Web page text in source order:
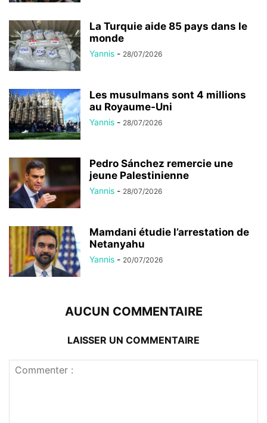
La Turquie aide 85 pays dans le
monde
Yannis - 28/07/2026
Les musulmans sont 4 millions
au Royaume-Uni
Yannis - 28/07/2026
Pedro Sánchez remercie une
jeune Palestinienne
Yannis - 28/07/2026
Mamdani étudie l’arrestation de
Netanyahu
Yannis - 20/07/2026
AUCUN COMMENTAIRE
LAISSER UN COMMENTAIRE